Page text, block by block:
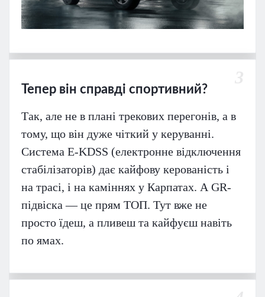
Тепер він справді спортивний?
Так, але не в плані трекових перегонів, а в
тому, що він дуже чіткий у керуванні.
Система E-KDSS (електронне відключення
стабілізаторів) дає кайфову керованість і
на трасі, і на каміннях у Карпатах. А GR-
підвіска — це прям ТОП. Тут вже не
просто їдеш, а пливеш та кайфуєш навіть
по ямах.